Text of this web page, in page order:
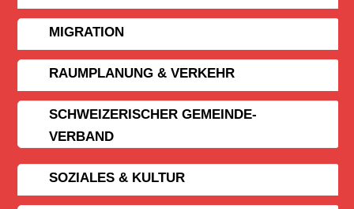
MIGRATION
RAUMPLANUNG & VERKEHR
SCHWEIZERISCHER GEMEINDE­
VERBAND
SOZIALES & KULTUR